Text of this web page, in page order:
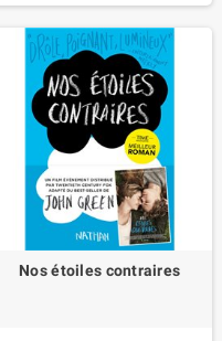
Nos étoiles contraires